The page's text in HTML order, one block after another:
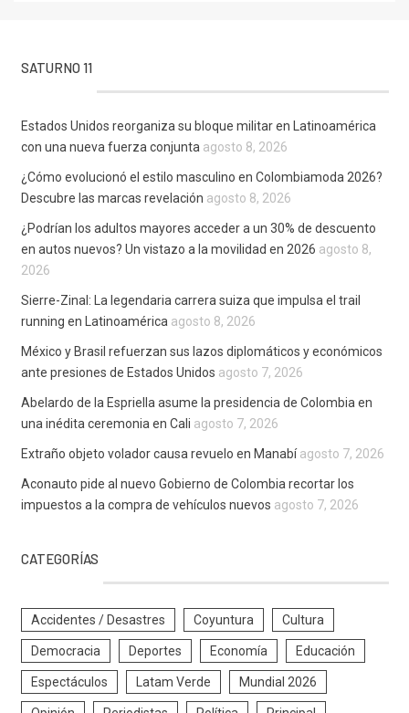
SATURNO 11
Estados Unidos reorganiza su bloque militar en Latinoamérica
con una nueva fuerza conjunta agosto 8, 2026
¿Cómo evolucionó el estilo masculino en Colombiamoda 2026?
Descubre las marcas revelación agosto 8, 2026
¿Podrían los adultos mayores acceder a un 30% de descuento
en autos nuevos? Un vistazo a la movilidad en 2026 agosto 8,
2026
Sierre-Zinal: La legendaria carrera suiza que impulsa el trail
running en Latinoamérica agosto 8, 2026
México y Brasil refuerzan sus lazos diplomáticos y económicos
ante presiones de Estados Unidos agosto 7, 2026
Abelardo de la Espriella asume la presidencia de Colombia en
una inédita ceremonia en Cali agosto 7, 2026
Extraño objeto volador causa revuelo en Manabí agosto 7, 2026
Aconauto pide al nuevo Gobierno de Colombia recortar los
impuestos a la compra de vehículos nuevos agosto 7, 2026
CATEGORÍAS
Accidentes / Desastres Coyuntura Cultura
Democracia Deportes Economía Educación
Espectáculos Latam Verde Mundial 2026